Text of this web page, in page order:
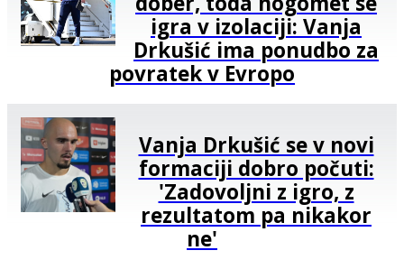
igra v izolaciji: Vanja
Drkušić ima ponudbo za
povratek v Evropo
Vanja Drkušić se v novi
formaciji dobro počuti:
'Zadovoljni z igro, z
rezultatom pa nikakor
ne'